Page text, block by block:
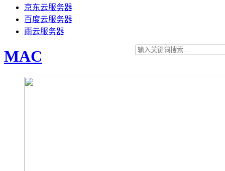
京东云服务器
百度云服务器
雨云服务器
MAC